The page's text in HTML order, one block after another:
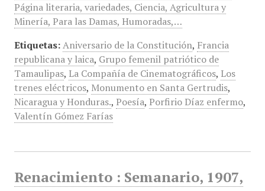
Página literaria, variedades, Ciencia, Agricultura y
Minería, Para las Damas, Humoradas,…
Etiquetas: Aniversario de la Constitución, Francia
republicana y laica, Grupo femenil patriótico de
Tamaulipas, La Compañía de Cinematográficos, Los
trenes eléctricos, Monumento en Santa Gertrudis,
Nicaragua y Honduras., Poesía, Porfirio Díaz enfermo,
Valentín Gómez Farías
Renacimiento : Semanario, 1907,